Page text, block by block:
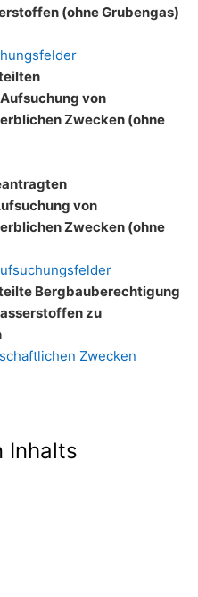
(ohne Grubengas)
von
Zwecken (ohne
von
Zwecken (ohne
Bergbauberechtigung
zu
Zwecken
Inhalts